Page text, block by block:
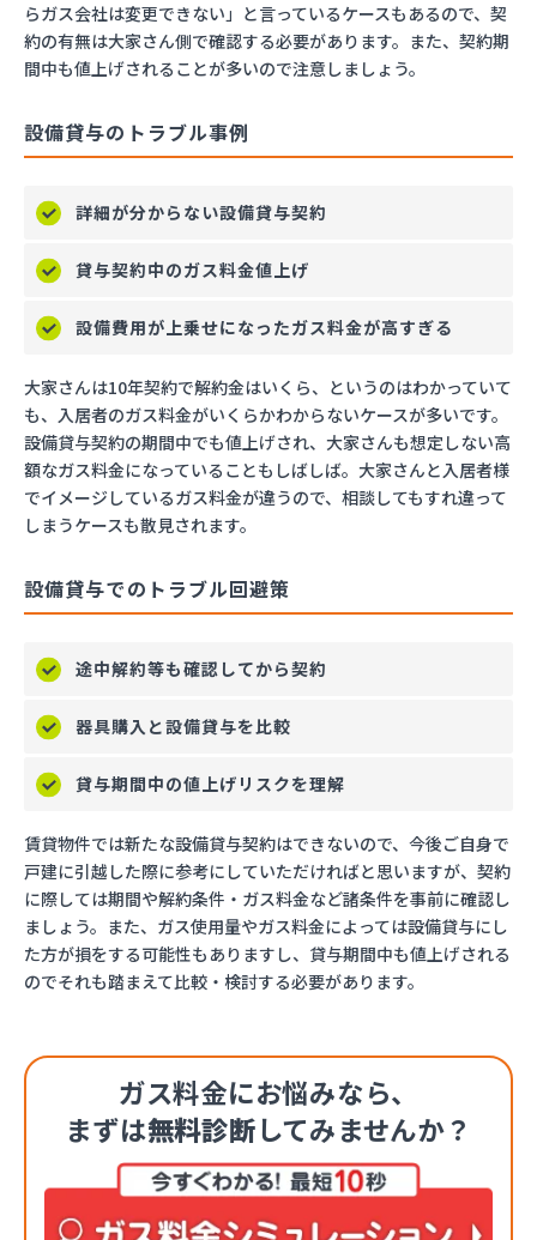
らガス会社は変更できない」と言っているケースもあるので、契
約の有無は大家さん側で確認する必要があります。また、契約期
間中も値上げされることが多いので注意しましょう。
設備貸与のトラブル事例
詳細が分からない設備貸与契約
貸与契約中のガス料金値上げ
設備費用が上乗せになったガス料金が高すぎる
大家さんは10年契約で解約金はいくら、というのはわかっていて
も、入居者のガス料金がいくらかわからないケースが多いです。
設備貸与契約の期間中でも値上げされ、大家さんも想定しない高
額なガス料金になっていることもしばしば。大家さんと入居者様
でイメージしているガス料金が違うので、相談してもすれ違って
しまうケースも散見されます。
設備貸与でのトラブル回避策
途中解約等も確認してから契約
器具購入と設備貸与を比較
貸与期間中の値上げリスクを理解
賃貸物件では新たな設備貸与契約はできないので、今後ご自身で
戸建に引越した際に参考にしていただければと思いますが、契約
に際しては期間や解約条件・ガス料金など諸条件を事前に確認し
ましょう。また、ガス使用量やガス料金によっては設備貸与にし
た方が損をする可能性もありますし、貸与期間中も値上げされる
のでそれも踏まえて比較・検討する必要があります。
ガス料金にお悩みなら、
まずは無料診断してみませんか？